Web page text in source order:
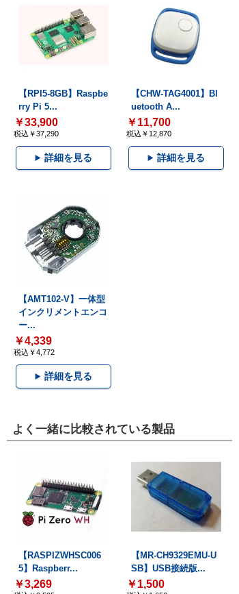
【RPI5-8GB】Raspbe
rry Pi 5...
￥33,900
税込￥37,290
詳細を見る
【CHW-TAG4001】Bl
uetooth A...
￥11,700
税込￥12,870
詳細を見る
【AMT102-V】一体型
インクリメントエンコ
ー...
￥4,339
税込￥4,772
詳細を見る
よく一緒に比較されている製品
【RASPIZWHSC006
5】Raspberr...
￥3,269
【MR-CH9329EMU-U
SB】USB接続版...
￥1,500